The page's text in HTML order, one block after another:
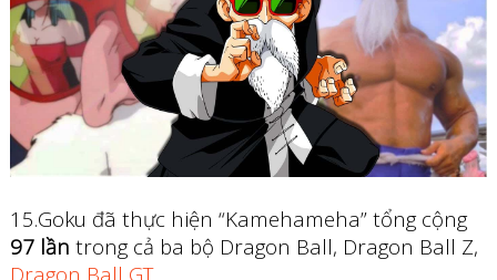
15.Goku đã thực hiện “Kamehameha” tổng cộng
97 lần trong cả ba bộ Dragon Ball, Dragon Ball Z,
Dragon Ball GT